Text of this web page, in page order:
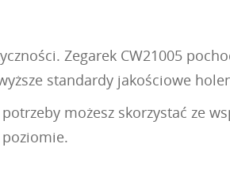
Zegarek CW21005
standardy jakościowe
możesz skorzystać ze